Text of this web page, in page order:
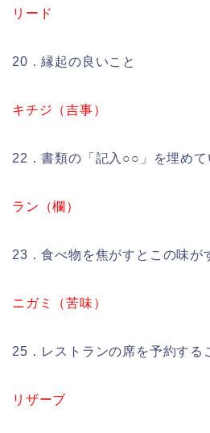
リード
20．縁起の良いこと
キチジ（吉事）
22．書類の「記入○○」を埋めて
ラン（欄）
23．食べ物を焦がすとこの味が
ニガミ（苦味）
25．レストランの席を予約する
リザーブ